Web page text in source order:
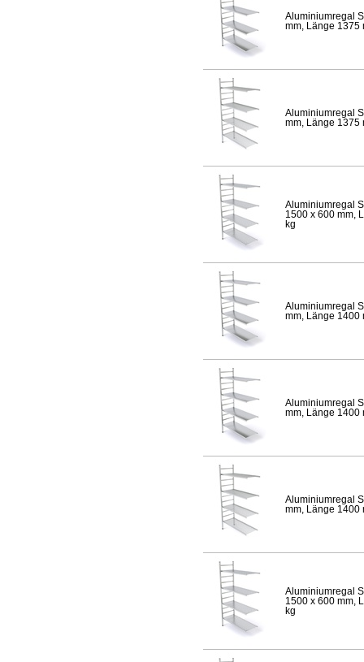
Aluminiumregal
mm, Länge 1375
Aluminiumregal
mm, Länge 1375
Aluminiumregal
1500 x 600 mm,
kg
Aluminiumregal
mm, Länge 1400
Aluminiumregal
mm, Länge 1400
Aluminiumregal
mm, Länge 1400
Aluminiumregal
1500 x 600 mm,
kg